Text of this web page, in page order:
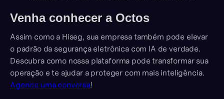
Venha conhecer a Octos
Assim como a Hiseg, sua empresa também pode elevar
o padrão da segurança eletrônica com IA de verdade.
Descubra como nossa plataforma pode transformar sua
operação e te ajudar a proteger com mais inteligência.
Agende uma conversa!